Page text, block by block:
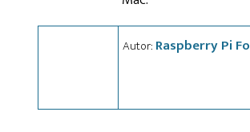
Autor: Raspberry Pi